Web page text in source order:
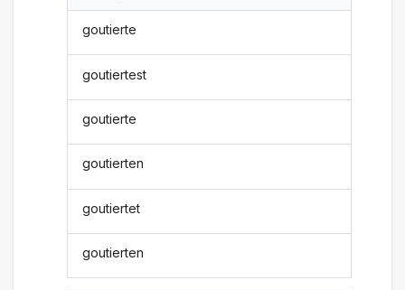
goutierte
goutiertest
goutierte
goutierten
goutiertet
goutierten